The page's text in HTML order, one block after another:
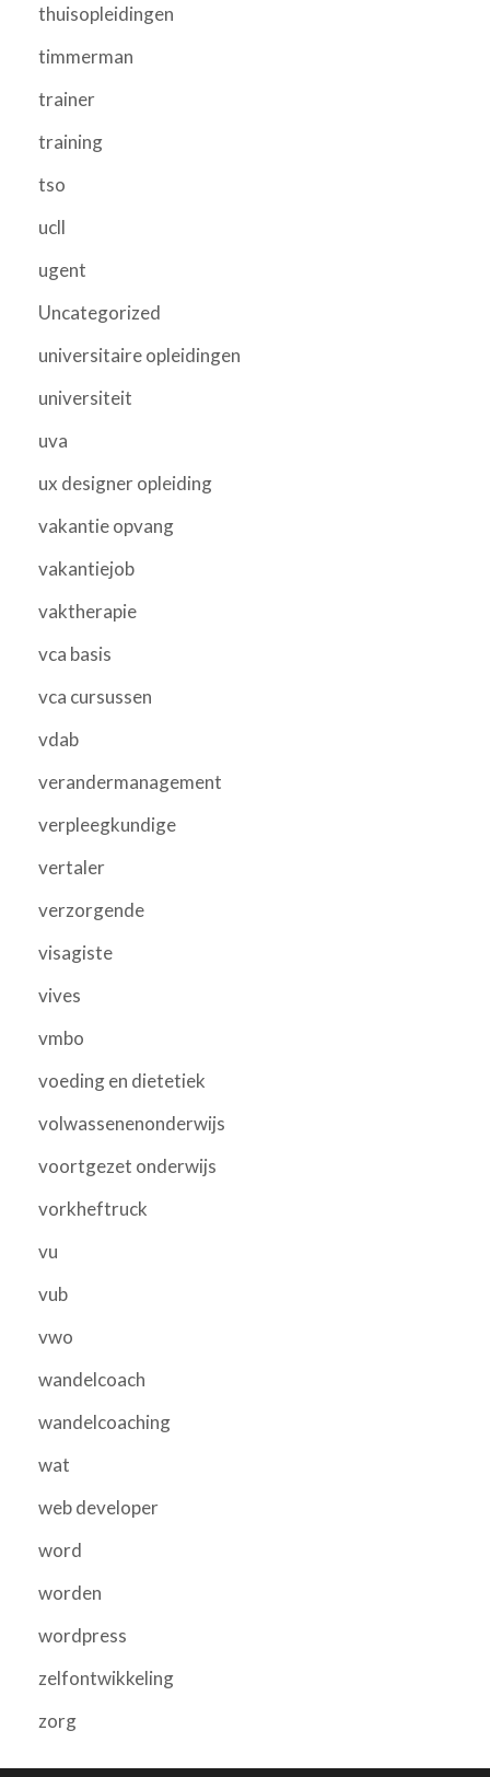
thuisopleidingen
timmerman
trainer
training
tso
ucll
ugent
Uncategorized
universitaire opleidingen
universiteit
uva
ux designer opleiding
vakantie opvang
vakantiejob
vaktherapie
vca basis
vca cursussen
vdab
verandermanagement
verpleegkundige
vertaler
verzorgende
visagiste
vives
vmbo
voeding en dietetiek
volwassenenonderwijs
voortgezet onderwijs
vorkheftruck
vu
vub
vwo
wandelcoach
wandelcoaching
wat
web developer
word
worden
wordpress
zelfontwikkeling
zorg